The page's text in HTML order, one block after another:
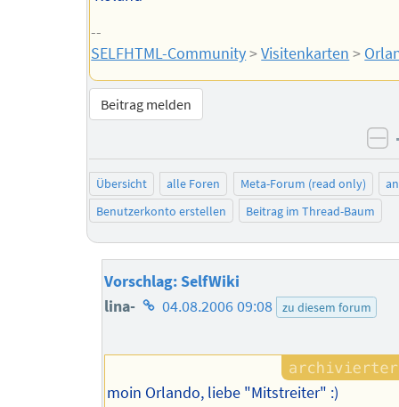
--
SELFHTML-Community>Visitenkarten >
Beitrag melden
Übersicht alle Foren Meta-Forum (read only)
Benutzerkonto erstellen
Beitrag im Thread-Baum
Vorschlag: SelfWiki
lina- Homepage
Autors
04.08.2006 09:08 zu diesem forum
moin Orlando, liebe "Mitstreiter" :)